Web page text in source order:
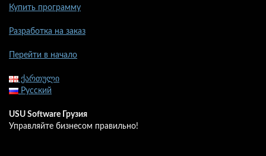
Купить программу
Разработка на заказ
Перейти в начало
ქართული
Русский
USU Software Грузия
Управляйте бизнесом правильно!